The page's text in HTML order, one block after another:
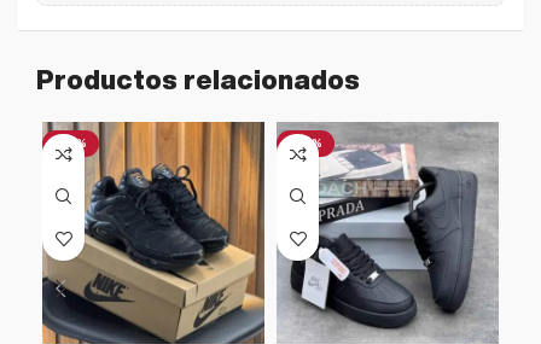
Productos relacionados
-47% -46%